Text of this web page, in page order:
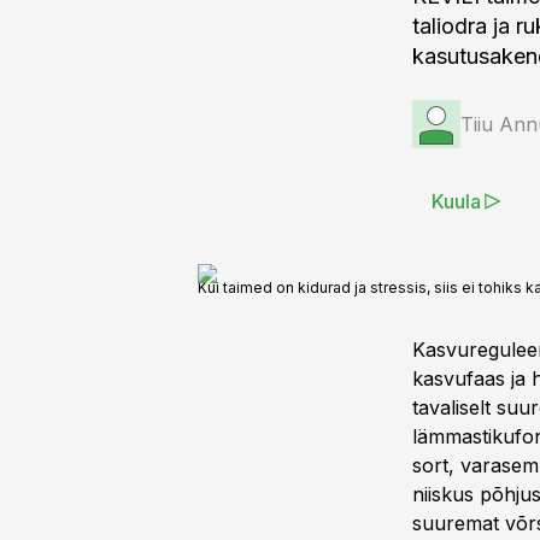
taliodra ja
Tiiu
Kuula
Kui taimed on kidurad ja stressis, siis ei tohiks
kasvufaas ja
tavaliselt
sort,
niiskus
suuremat